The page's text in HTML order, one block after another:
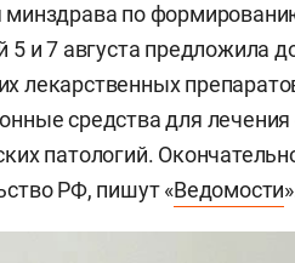
по
5 и 7 августа предложила
лекарственных
средства для
патологий.
РФ, пишут «Ведомости